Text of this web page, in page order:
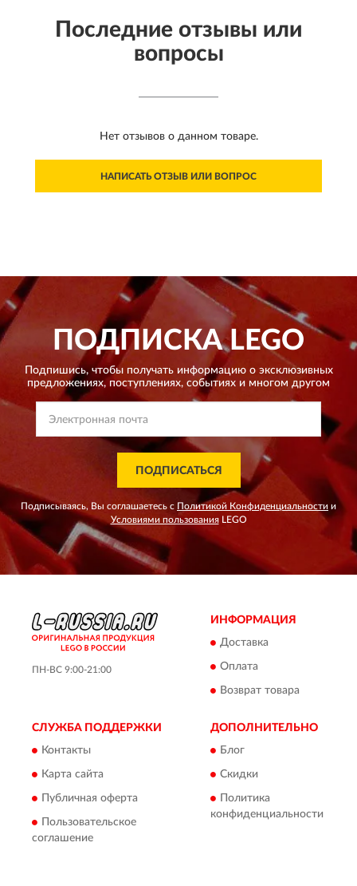
Последние отзывы или
вопросы
Нет отзывов о данном товаре.
НАПИСАТЬ ОТЗЫВ ИЛИ ВОПРОС
ПОДПИСКАLEGO
Подпишись, чтобы получать информацию о эксклюзивных
предложениях, поступлениях, событиях и многом другом
ПОДПИСАТЬСЯ
Подписываясь, Вы соглашаетесь с Политикой Конфиденциальности и
Условиями пользованияLEGO
ПН-ВС 9:00-21:00
ИНФОРМАЦИЯ
Доставка
Оплата
Возврат товара
СЛУЖБА ПОДДЕРЖКИ
Контакты
Карта сайта
Публичная оферта
Пользовательское
соглашение
ДОПОЛНИТЕЛЬНО
Блог
Скидки
Политика
конфиденциальности